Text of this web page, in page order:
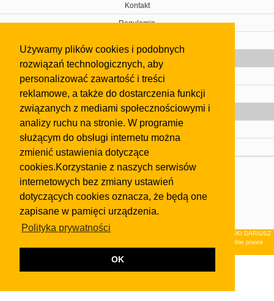
Używamy plików cookies i podobnych
rozwiązań technologicznych, aby
personalizować zawartość i treści
reklamowe, a także do dostarczenia funkcji
związanych z mediami społecznościowymi i
analizy ruchu na stronie. W programie
służącym do obsługi internetu można
zmienić ustawienia dotyczące
cookies.Korzystanie z naszych serwisów
internetowych bez zmiany ustawień
dotyczących cookies oznacza, że będą one
zapisane w pamięci urządzenia.
Polityka prywatności
OK
Kontakt
Regulamin
Gazeta
Olkusz
Kontakt
Strefa dla biznesu
Biura nieruchomości
Dealerzy i autokomisy
Skontaktuj się z nami
regulaminuiPolityki Prywatności.
Klauzula FB
© 2026Wydawnictwo NEON sp. z o.o. (dawniej: FIRMA NEON MAREK KLUCZEWSKI DARIUSZ
KRAWCZYK s.c.) z siedzibą w Olkuszu, ul.Żuradzka 15, 32-300 Olkusz . Wszystkie prawa